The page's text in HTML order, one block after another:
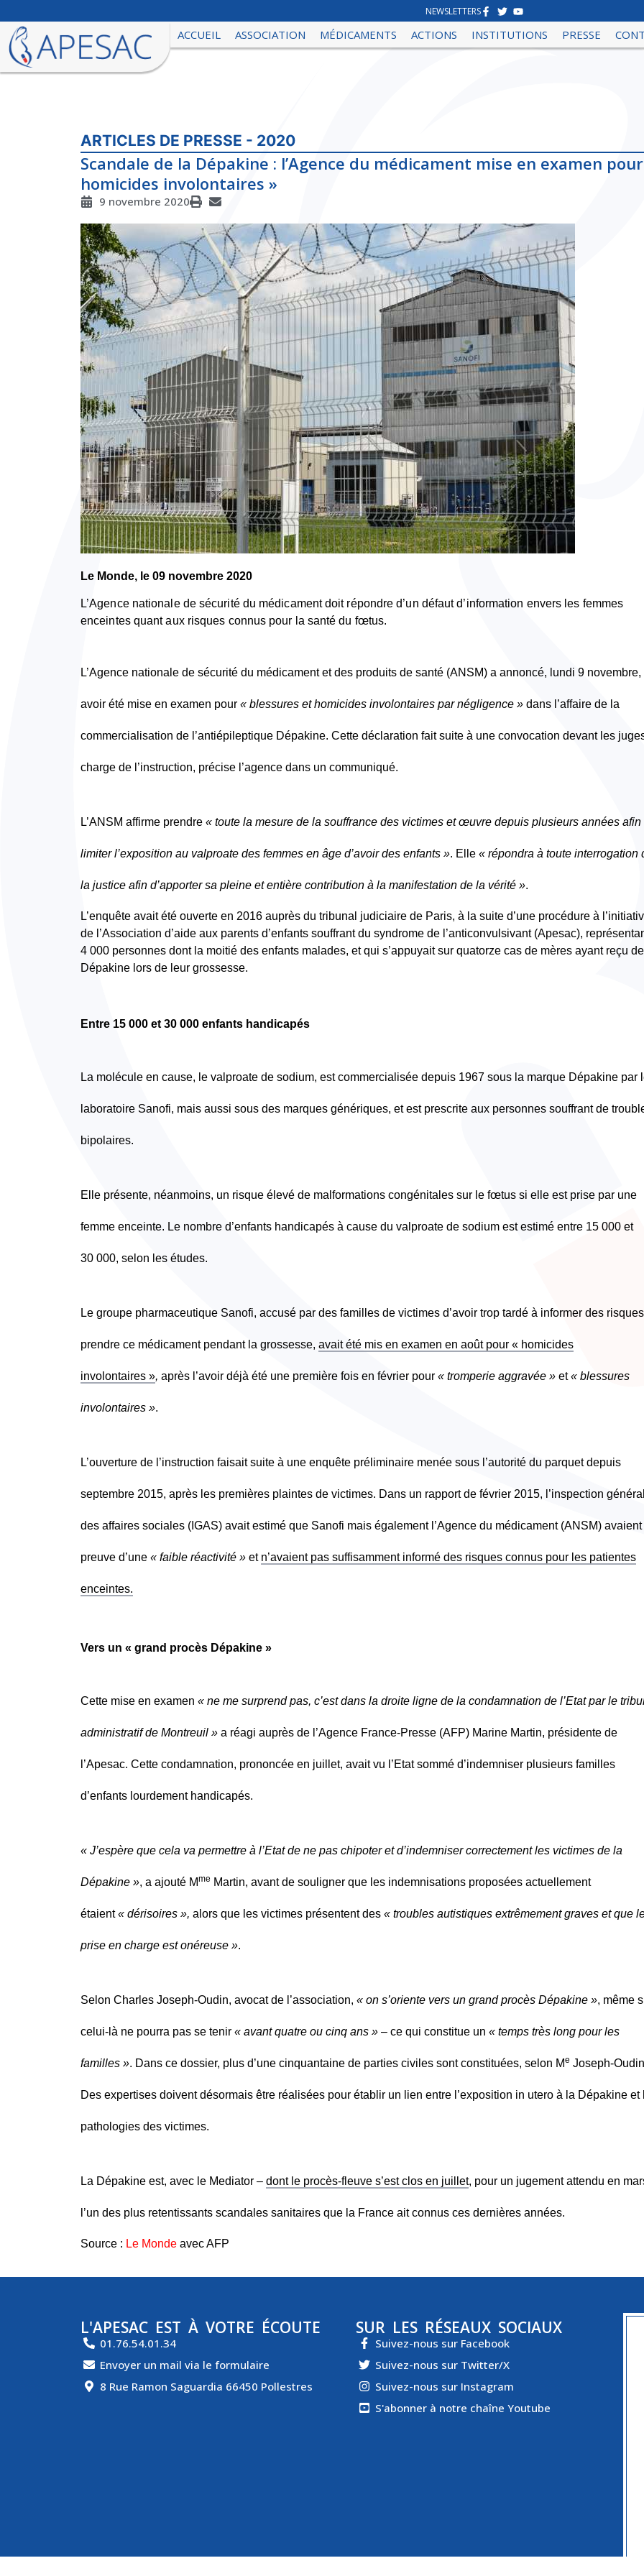
NEWSLETTERS
ACCUEIL ASSOCIATION MÉDICAMENTS ACTIONS INSTITUTIONS PRESSE
ARTICLES DE PRESSE - 2020
Scandale de la Dépakine : l’Agence du médicament mise en examen
homicides involontaires »
9 novembre 2020
Le Monde, le 09 novembre 2020
L’Agence nationale de sécurité du médicament doit répondre d’un défaut d’information envers les femmes
enceintes quant aux risques connus pour la santé du fœtus.
L’Agence nationale de sécurité du médicament et des produits de santé (ANSM) a annoncé, lundi 9 novembre,
avoir été mise en examen pour « blessures et homicides involontaires par négligence » dans l’affaire de la
commercialisation de l’antiépileptique Dépakine. Cette déclaration fait suite à une convocation devant les
charge de l’instruction, précise l’agence dans un communiqué.
L’ANSM affirme prendre « toute la mesure de la souffrance des victimes et œuvre depuis plusieurs années afin
limiter l’exposition au valproate des femmes en âge d’avoir des enfants ». Elle « répondra à toute interrogation
la justice afin d’apporter sa pleine et entière contribution à la manifestation de la vérité ».
L’enquête avait été ouverte en 2016 auprès du tribunal judiciaire de Paris, à la suite d’une procédure à
de l’Association d’aide aux parents d’enfants souffrant du syndrome de l’anticonvulsivant (Apesac),
4 000 personnes dont la moitié des enfants malades, et qui s’appuyait sur quatorze cas de mères ayant reçu
Dépakine lors de leur grossesse.
Entre 15 000 et 30 000 enfants handicapés
La molécule en cause, le valproate de sodium, est commercialisée depuis 1967 sous la marque Dépakine par
laboratoire Sanofi, mais aussi sous des marques génériques, et est prescrite aux personnes souffrant de
bipolaires.
Elle présente, néanmoins, un risque élevé de malformations congénitales sur le fœtus si elle est prise par une
femme enceinte. Le nombre d’enfants handicapés à cause du valproate de sodium est estimé entre 15 000 et
30 000, selon les études.
Le groupe pharmaceutique Sanofi, accusé par des familles de victimes d’avoir trop tardé à informer des
prendre ce médicament pendant la grossesse, avait été mis en examen en août pour « homicides
involontaires », après l’avoir déjà été une première fois en février pour « tromperie aggravée » et« blessures
involontaires ».
L’ouverture de l’instruction faisait suite à une enquête préliminaire menée sous l’autorité du parquet depuis
septembre 2015, après les premières plaintes de victimes. Dans un rapport de février 2015, l’inspection
des affaires sociales (IGAS) avait estimé que Sanofi mais également l’Agence du médicament (ANSM) avaient
preuve d’une « faible réactivité » et n’avaient pas suffisamment informé des risques connus pour les patientes
enceintes.
Vers un « grand procès Dépakine »
Cette mise en examen « ne me surprend pas, c’est dans la droite ligne de la condamnation de l’Etat par le
administratif de Montreuil » a réagi auprès de l’Agence France-Presse (AFP) Marine Martin, présidente de
l’Apesac. Cette condamnation, prononcée en juillet, avait vu l’Etat sommé d’indemniser plusieurs familles
d’enfants lourdement handicapés.
« J’espère que cela va permettre à l’Etat de ne pas chipoter et d’indemniser correctement les victimes de la
Dépakine », a ajouté Mme Martin, avant de souligner que les indemnisations proposées actuellement
étaient« dérisoires », alors que les victimes présentent des « troubles autistiques extrêmement graves et que
prise en charge est onéreuse ».
Selon Charles Joseph-Oudin, avocat de l’association, « on s’oriente vers un grand procès Dépakine », même
celui-là ne pourra pas se tenir « avant quatre ou cinq ans » – ce qui constitue un « temps très long pour les
familles ». Dans ce dossier, plus d’une cinquantaine de parties civiles sont constituées, selon Me Joseph-
Des expertises doivent désormais être réalisées pour établir un lien entre l’exposition in utero à la Dépakine et
pathologies des victimes.
La Dépakine est, avec le Mediator – dont le procès-fleuve s’est clos en juillet, pour un jugement attendu en
l’un des plus retentissants scandales sanitaires que la France ait connus ces dernières années.
Source : Le Monde avec AFP
L'APESAC EST À VOTRE ÉCOUTE
01.76.54.01.34
Envoyer un mail via le formulaire
8 Rue Ramon Saguardia 66450 Pollestres
SUR LES RÉSEAUX SOCIAUX
Suivez-nous sur Facebook
Suivez-nous sur Twitter/X
Suivez-nous sur Instagram
S'abonner à notre chaîne Youtube